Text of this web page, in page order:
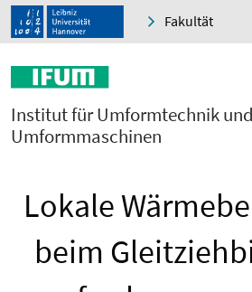
Fakultät
Institut für Umformtechnik und
Umformmaschinen
Lokale
beim